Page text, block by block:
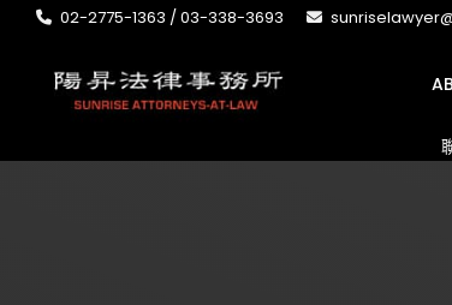
02-2775-1363 / 03-338-3693